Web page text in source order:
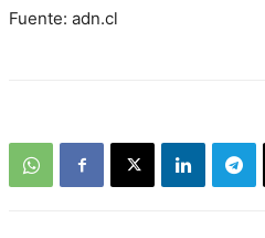
Fuente: adn.cl